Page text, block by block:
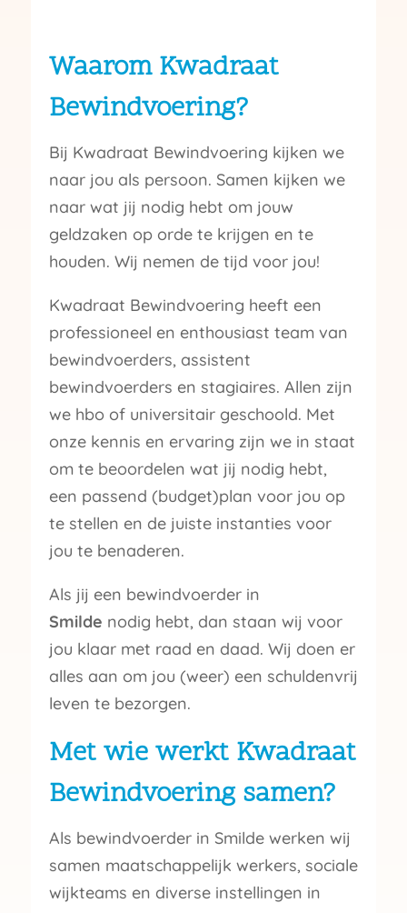
Waarom Kwadraat
Bewindvoering?
Bij Kwadraat Bewindvoering kijken we
naar jou als persoon. Samen kijken we
naar wat jij nodig hebt om jouw
geldzaken op orde te krijgen en te
houden. Wij nemen de tijd voor jou!
Kwadraat Bewindvoering heeft een
professioneel en enthousiast team van
bewindvoerders, assistent
bewindvoerders en stagiaires. Allen zijn
we hbo of universitair geschoold. Met
onze kennis en ervaring zijn we in staat
om te beoordelen wat jij nodig hebt,
een passend (budget)plan voor jou op
te stellen en de juiste instanties voor
jou te benaderen.
Als jij een bewindvoerder in
Smilde nodig hebt, dan staan wij voor
jou klaar met raad en daad. Wij doen er
alles aan om jou (weer) een schuldenvrij
leven te bezorgen.
Met wie werkt Kwadraat
Bewindvoering samen?
Als bewindvoerder in Smilde werken wij
samen maatschappelijk werkers, sociale
wijkteams en diverse instellingen in